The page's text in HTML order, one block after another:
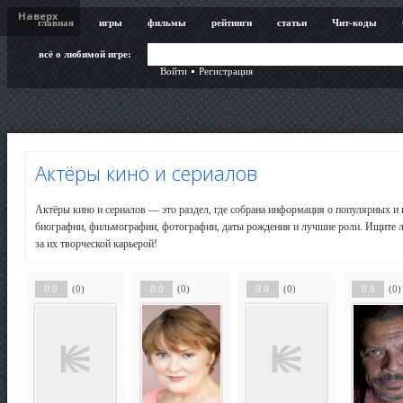
главная игры фильмы рейтинги статьи Чит-коды
всё о любимой игре:
Войти
Регистрация
Актёры кино и сериалов
Актёры кино и сериалов — это раздел, где собрана информация о популярных и
биографии, фильмографии, фотографии, даты рождения и лучшие роли. Ищите
за их творческой карьерой!
0.0 (0) 0.0 (0) 0.0 (0) 0.0 (0)
Наверх